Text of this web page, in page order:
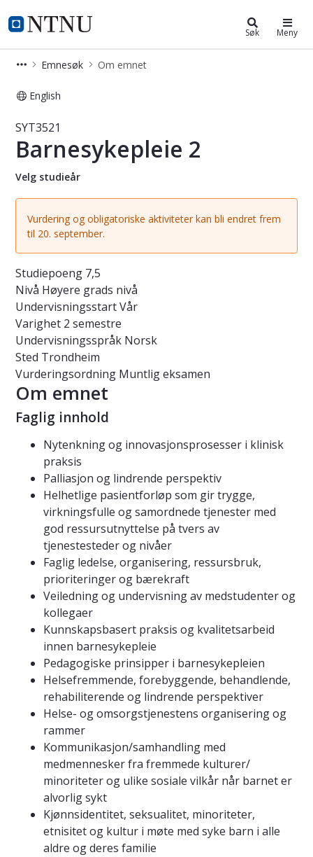
NTNU Hjemmeside
Studier Søk Meny
Emnesøk Om emnet
English
Emne - Barnesykepleie 2 - SYT3521
SYT3521
Barnesykepleie 2
Velg studieår
Vurdering og obligatoriske aktiviteter kan bli endret frem
til 20. september.
Studiepoeng 7,5
Nivå Høyere grads nivå
UndervisningsstartVår
Varighet 2 semestre
Undervisningsspråk Norsk
Sted Trondheim
Vurderingsordning Muntlig eksamen
Om emnet
Faglig innhold
Nytenkning og innovasjonsprosesser i klinisk
praksis
Palliasjon og lindrende perspektiv
Helhetlige pasientforløp som gir trygge,
virkningsfulle og samordnede tjenester med
god ressursutnyttelse på tvers av
tjenestesteder og nivåer
Faglig ledelse, organisering, ressursbruk,
prioriteringer og bærekraft
Veiledning og undervisning av medstudenter og
kollegaer
Kunnskapsbasert praksis og kvalitetsarbeid
innen barnesykepleie
Pedagogiske prinsipper i barnesykepleien
Helsefremmende, forebyggende, behandlende,
rehabiliterende og lindrende perspektiver
Helse- og omsorgstjenestens organisering og
rammer
Kommunikasjon/samhandling med
medmennesker fra fremmede kulturer/
minoriteter og ulike sosiale vilkår når barnet er
alvorlig sykt
Kjønnsidentitet, seksualitet, minoriteter,
etnisitet og kultur i møte med syke barn i alle
aldre og deres familie